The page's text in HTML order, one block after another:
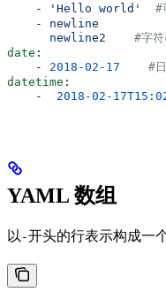
    -
'Hello world'
#
    -
newline
      newline2
#字符
date :
    -
2018-02-17
#
datetime :
    -
2018-02-
YAML 数组
以 -开头的行表示构成一